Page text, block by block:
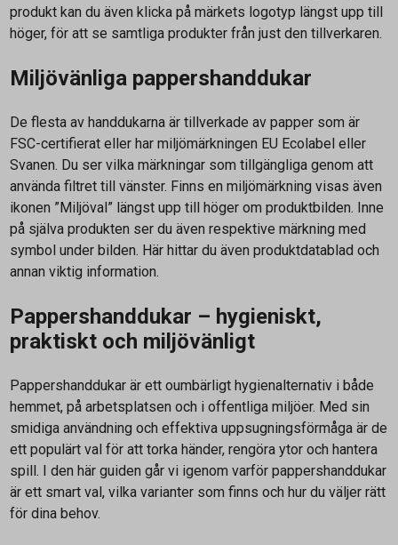
produkt kan du även klicka på märkets logotyp längst upp till
höger, för att se samtliga produkter från just den tillverkaren.
Miljövänliga pappershanddukar
De flesta av handdukarna är tillverkade av papper som är
FSC-certifierat eller har miljömärkningen EU Ecolabel eller
Svanen. Du ser vilka märkningar som tillgängliga genom att
använda filtret till vänster. Finns en miljömärkning visas även
ikonen ”Miljöval” längst upp till höger om produktbilden. Inne
på själva produkten ser du även respektive märkning med
symbol under bilden. Här hittar du även produktdatablad och
annan viktig information.
Pappershanddukar – hygieniskt,
praktiskt och miljövänligt
Pappershanddukar är ett oumbärligt hygienalternativ i både
hemmet, på arbetsplatsen och i offentliga miljöer. Med sin
smidiga användning och effektiva uppsugningsförmåga är de
ett populärt val för att torka händer, rengöra ytor och hantera
spill. I den här guiden går vi igenom varför pappershanddukar
är ett smart val, vilka varianter som finns och hur du väljer rätt
för dina behov.